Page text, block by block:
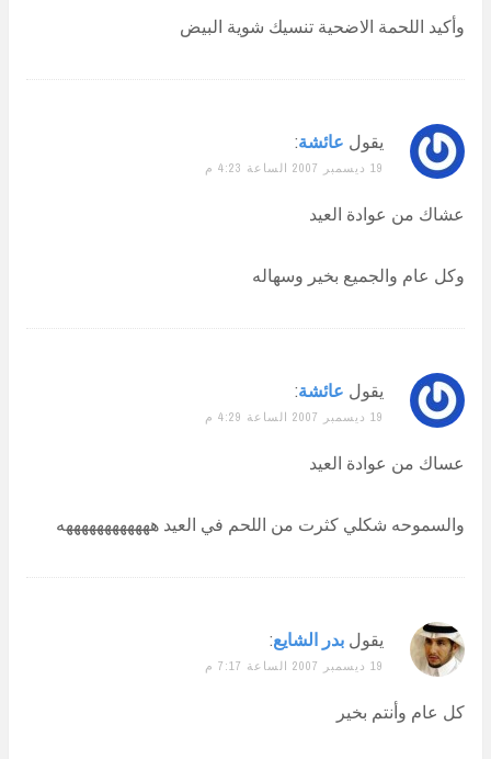
وأكيد اللحمة الاضحية تنسيك شوية البيض
يقول عائشة:
19 ديسمبر 2007 الساعة 4:23 م
عشاك من عوادة العيد
وكل عام والجميع بخير وسهاله
يقول عائشة:
19 ديسمبر 2007 الساعة 4:29 م
عساك من عوادة العيد
والسموحه شكلي كثرت من اللحم في العيد ههههههههههههه
يقول بدر الشايع:
19 ديسمبر 2007 الساعة 7:17 م
كل عام وأنتم بخير